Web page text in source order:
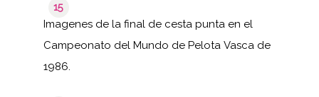
15
Imagenes de la final de cesta punta en el
Campeonato del Mundo de Pelota Vasca de
1986.